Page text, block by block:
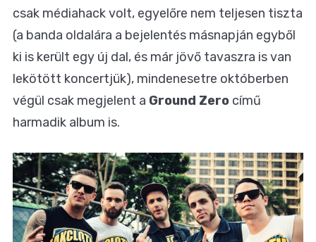
csak médiahack volt, egyelőre nem teljesen tiszta
(a banda oldalára a bejelentés másnapján egyből
ki is került egy új dal, és már jövő tavaszra is van
lekötött koncertjük), mindenesetre októberben
végül csak megjelent a Ground Zero című
harmadik album is.